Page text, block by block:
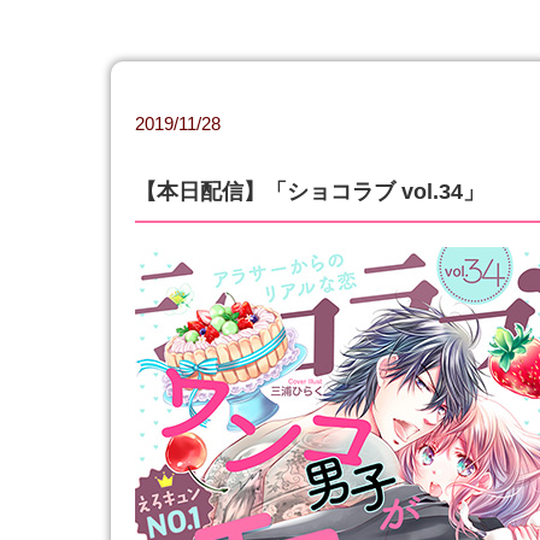
2019/11/28
【本日配信】「ショコラブ vol.34」